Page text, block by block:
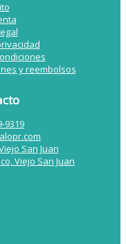
y reembolsos
9319
San Juan
Viejo San Juan